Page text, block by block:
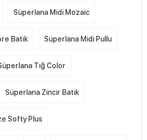
Süperlana Midi Mozaic
Batik Süperlana Midi Pullu
Tığ Color
Süperlana Zincir Batik
Softy Plus